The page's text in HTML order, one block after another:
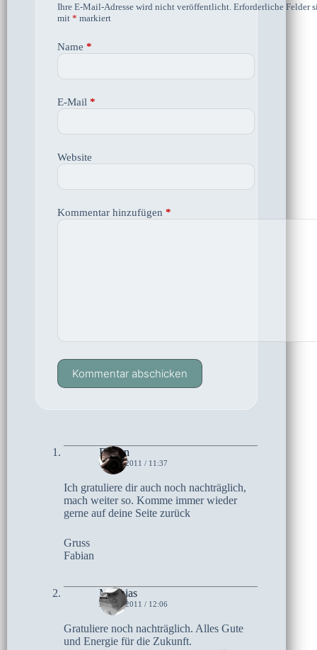
Ihre E-Mail-Adresse wird nicht veröffentlicht. Erforderliche Felder
mit * markiert
Name *
E-Mail *
Website
Kommentar hinzufügen *
Kommentar abschicken
Fabian
6. MAI 2011 / 11:37
Ich gratuliere dir auch noch nachträglich,
mach weiter so. Komme immer wieder
gerne auf deine Seite zurück
Gruss
Fabian
Matthias
2. MAI 2011 / 12:06
Gratuliere noch nachträglich. Alles Gute
und Energie für die Zukunft.